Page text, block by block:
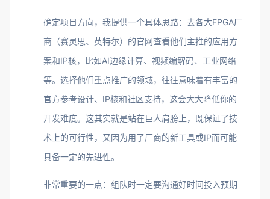
确定项目方向，我提供一个具体思路：去各大FPGA厂
商（赛灵思、英特尔）的官网查看他们主推的应用方
案和IP核，比如AI边缘计算、视频编解码、工业网络
等。选择他们重点推广的领域，往往意味着有丰富的
官方参考设计、IP核和社区支持，这会大大降低你的
开发难度。这其实就是站在巨人肩膀上，既保证了技
术上的可行性，又因为用了厂商的新工具或IP而可能
具备一定的先进性。
非常重要的一点：组队时一定要沟通好时间投入预期